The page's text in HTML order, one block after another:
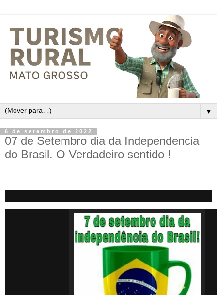
▼
6 de setembro de 2022
07 de Setembro dia da Independencia
do Brasil. O Verdadeiro sentido !